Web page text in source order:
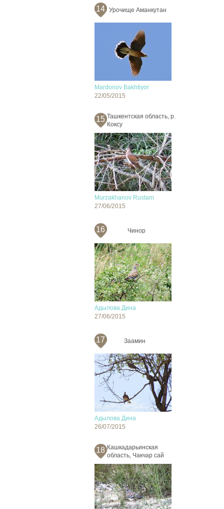
14 Урочище Аманкутан
Mardonov Bakhtiyor
22/05/2015
15 Ташкентская область, р.
Коксу
Murzakhanov Rustam
27/06/2015
16 Чинор
Адылова Дина
27/06/2015
17 Заамин
Адылова Дина
26/07/2015
18 Кашкадарьинская
область, Чакчар сай